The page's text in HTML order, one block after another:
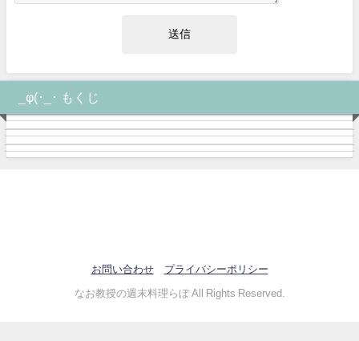
_φ(･_･ もくじ
お問い合わせ プライバシーポリシー
なお教授の週末料理らぼ All Rights Reserved.